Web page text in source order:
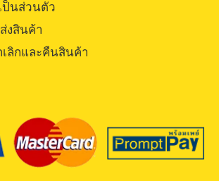
ป็นส่วนตัว
งสินค้า
ลิกและคืนสินค้า